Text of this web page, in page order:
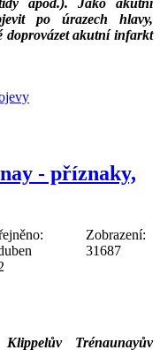
apod.). Jako akutní
po úrazech hlavy,
doprovázet akutní infarkt
- příznaky,
Zobrazení:
31687
Trénaunayův